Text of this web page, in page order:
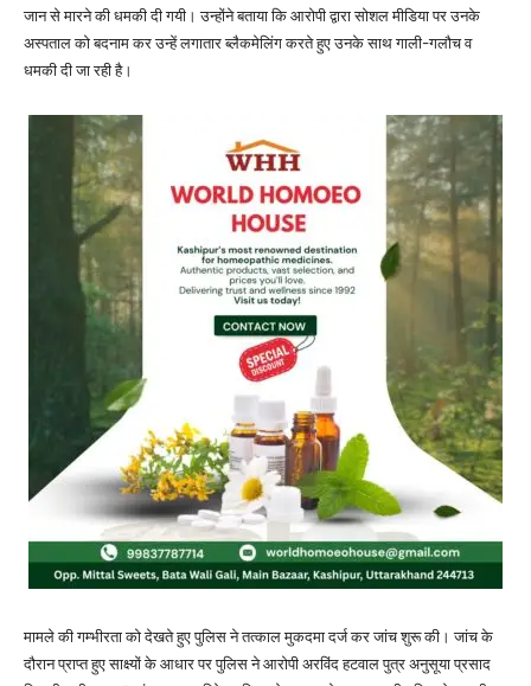
जान से मारने की धमकी दी गयी। उन्होंने बताया कि आरोपी द्वारा सोशल मीडिया पर उनके
अस्पताल को बदनाम कर उन्हें लगातार ब्लैकमेलिंग करते हुए उनके साथ गाली-गलौच व
धमकी दी जा रही है।
मामले की गम्भीरता को देखते हुए पुलिस ने तत्काल मुकदमा दर्ज कर जांच शुरू की। जांच के
दौरान प्राप्त हुए साक्ष्यों के आधार पर पुलिस ने आरोपी अरविंद हटवाल पुत्र अनुसूया प्रसाद